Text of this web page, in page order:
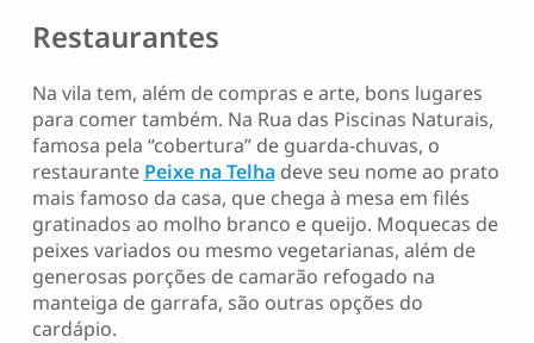
Restaurantes
Na vila tem, além de compras e arte, bons lugares
para comer também. Na Rua das Piscinas Naturais,
famosa pela “cobertura” de guarda-chuvas, o
restaurante Peixe na Telhadeve seu nome ao prato
mais famoso da casa, que chega à mesa em filés
gratinados ao molho branco e queijo. Moquecas de
peixes variados ou mesmo vegetarianas, além de
generosas porções de camarão refogado na
manteiga de garrafa, são outras opções do
cardápio.